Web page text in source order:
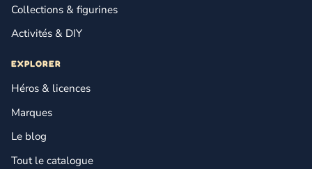
Collections & figurines
Activités & DIY
EXPLORER
Héros & licences
Marques
Le blog
Tout le catalogue